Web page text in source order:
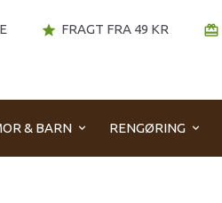
star FRAGT FRA 49 KR redeem
& BARN RENGØRING